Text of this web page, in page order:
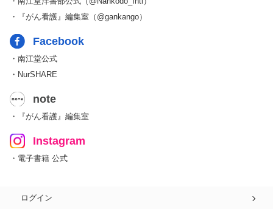
・『がん看護』編集室（@gankango）
Facebook
・南江堂公式
・NurSHARE
note
・『がん看護』編集室
Instagram
・電子書籍 公式
ログイン